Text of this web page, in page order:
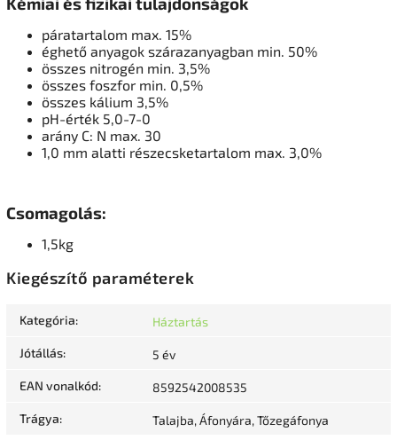
páratartalom max. 15%
éghető anyagok szárazanyagban min. 50%
összes nitrogén min. 3,5%
összes foszfor min. 0,5%
összes kálium 3,5%
pH-érték 5,0-7-0
arány C: N max. 30
1,0 mm alatti részecsketartalom max. 3,0%
Csomagolás:
1,5kg
Kiegészítő paraméterek
Kategória: Háztartás
Jótállás: 5 év
EAN vonalkód: 8592542008535
Trágya: Talajba, Áfonyára, Tőzegáfonya